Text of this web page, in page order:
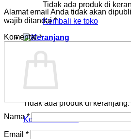
Tidak ada produk di
Kembali ke toko
Tidak ada produk di keranjang.
Kembali ke toko
Alamat email Anda tidak akan
wajib ditandai*
Komentar*
Nama*
Email *